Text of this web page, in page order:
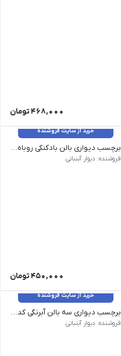
468,000تومان
خرید از سایت فروشنده
برچسب دیواری بالن بادکنکی روباه کد 1486 وزن 120 گرم سایز: بزرگ 100*68، متوسط 50*70 رنگ: بدون تغییر رنگ
فروشنده: دیوار آبنباتی
450,000تومان
خرید از سایت فروشنده
برچسب دیواری سه بالن آبرنگی کد 1438 وزن 120 گرم سایز: بزرگ، کوچک رنگ: بدون تغییر رنگ
فروشنده: دیوار آبنباتی